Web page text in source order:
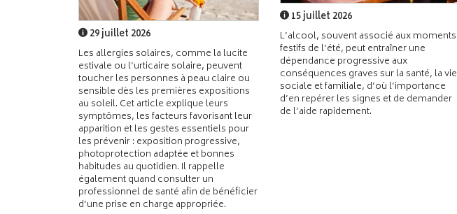
29 juillet 2026
Les allergies solaires, comme la lucite
estivale ou l’urticaire solaire, peuvent
toucher les personnes à peau claire ou
sensible dès les premières expositions
au soleil. Cet article explique leurs
symptômes, les facteurs favorisant leur
apparition et les gestes essentiels pour
les prévenir : exposition progressive,
photoprotection adaptée et bonnes
habitudes au quotidien. Il rappelle
également quand consulter un
professionnel de santé afin de bénéficier
d’une prise en charge appropriée.
15 juillet 2026
L’alcool, souvent associé aux moments
festifs de l’été, peut entraîner une
dépendance progressive aux
conséquences graves sur la santé, la vie
sociale et familiale, d’où l’importance
d’en repérer les signes et de demander
de l’aide rapidement.